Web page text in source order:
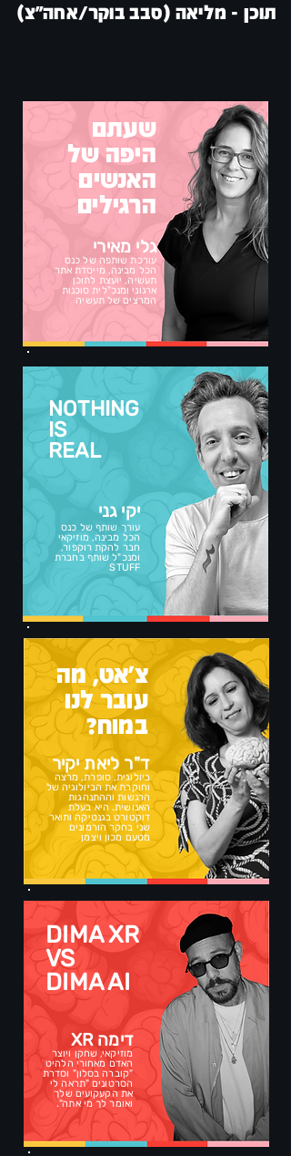
תוכן - מליאה (סבב בוקר/אחה"צ)
DIMA XR
VS
DIMA AI
דימה XR
מוזיקאי, שחקן ויוצר
האדם מאחורי הלהיט
"קוברה בסלון" וסדרת
הסרטונים "תראה לי
את הקעקועים שלך
ואומר לך מי אתה".
שעתם
היפה של
האנשים
הרגילים
גלי מאירי
עורכת שותפה של כנס
הכל מבינה, מייסדת אתר
תעשיה, יועצת לתוכן
ארגוני ומנכ"לית סוכנות
המרצים של תעשיה
NOTHING
IS
REAL
יקי גני
עורך שותף של כנס
הכל מבינה, מוזיקאי
חבר להקת רוקפור,
ומנכ"ל שותף בחברת
STUFF
צ'אט, מה
עובר לנו
במוח?
ד"ר ליאת יקיר
ביולוגית, סופרת, מרצה
וחוקרת את הביולוגיה של
הרגשות וההתנהגות
האנושית. היא בעלת
דוקטורט בגנטיקה ותואר
שני בחקר הורמונים
מטעם מכון ויצמן